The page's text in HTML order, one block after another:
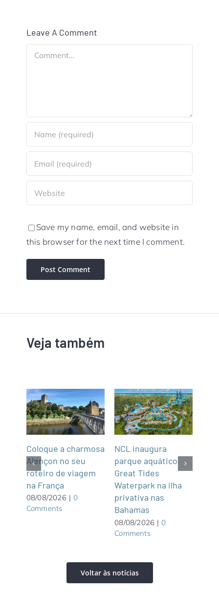
Leave A Comment
Comment
Save my name, email, and website in
this browser for the next time I comment.
Veja também
Coloque a charmosa
Alençon no seu
roteiro de viagem
na França
08/08/2026 | 0
Comments
NCL inaugura
parque aquático
Great Tides
Waterpark na ilha
privativa nas
Bahamas
08/08/2026 | 0
Comments
Voltar às notícias